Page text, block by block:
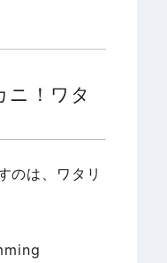
ニ！ワタ
のは、ワタリ